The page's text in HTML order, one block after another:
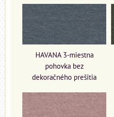
HAVANA 3-miestna
pohovka bez
dekoračného prešitia